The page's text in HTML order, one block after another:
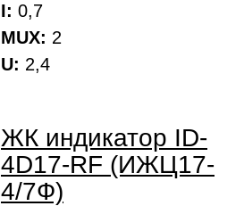
I: 0,7
MUX: 2
U: 2,4
ЖК индикатор ID-
4D17-RF (ИЖЦ17-
4/7Ф)